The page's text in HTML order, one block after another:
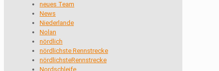
neues Team
News
Niederlande
Nolan
nördlich
nördlichste Rennstrecke
nördlichsteRennstrecke
Nordschleife